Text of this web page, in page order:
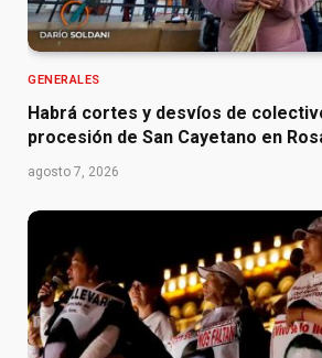
GENERALES
Habrá cortes y desvíos de
procesión de San Cayetano en
agosto 7, 2026